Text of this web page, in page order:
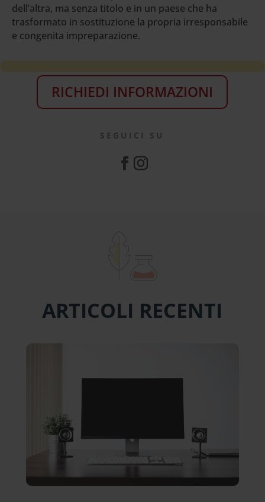
dell’altra, ma senza titolo e in un paese che ha
trasformato in sostituzione la propria irresponsabile
e congenita impreparazione.
RICHIEDI INFORMAZIONI
SEGUICI SU
ARTICOLI RECENTI